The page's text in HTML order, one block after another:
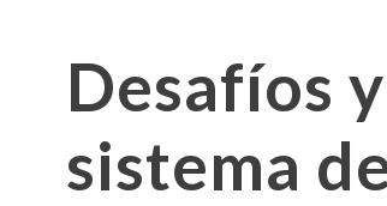
Desafíos
sistema